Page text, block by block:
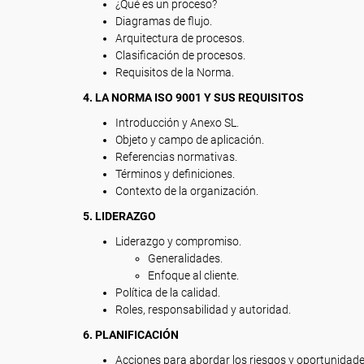
¿Qué es un proceso?
Diagramas de flujo.
Arquitectura de procesos.
Clasificación de procesos.
Requisitos de la Norma.
4. LA NORMA ISO 9001 Y SUS REQUISITOS
Introducción y Anexo SL.
Objeto y campo de aplicación.
Referencias normativas.
Términos y definiciones.
Contexto de la organización.
5. LIDERAZGO
Liderazgo y compromiso.
Generalidades.
Enfoque al cliente.
Política de la calidad.
Roles, responsabilidad y autoridad.
6. PLANIFICACIÓN
Acciones para abordar los riesgos y